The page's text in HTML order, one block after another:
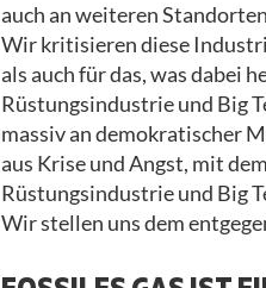
auch an weiteren
Wir kritisieren diese
als auch für das, was dabei
Rüstungsindustrie und Big
massiv an demokratischer
aus Krise und Angst, mit
Rüstungsindustrie und Big
Wir stellen uns dem